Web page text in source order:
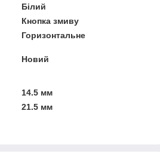
Білий
Кнопка змиву
Горизонтальне
Новий
14.5 мм
21.5 мм